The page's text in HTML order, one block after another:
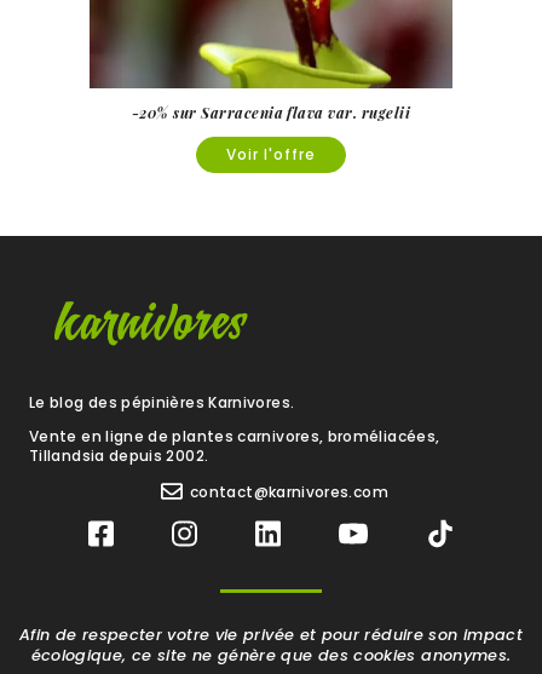
-20% sur Sarracenia flava var. rugelii
Voir l'offre
Le blog des pépinières Karnivores.
Vente en ligne de plantes carnivores, broméliacées,
Tillandsia depuis 2002.
contact@karnivores.com
Afin de respecter votre vie privée et pour réduire son impact
écologique, ce site ne génère que des cookies anonymes.